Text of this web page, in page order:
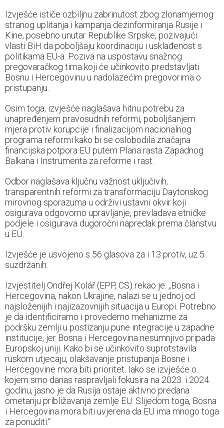
Izvješće ističe ozbiljnu zabrinutost zbog zlonamjernog
stranog uplitanja i kampanja dezinformiranja Rusije i
Kine, posebno unutar Republike Srpske, pozivajući
vlasti BiH da poboljšaju koordinaciju i usklađenost s
politikama EU-a. Poziva na uspostavu snažnog
pregovaračkog tima koji će učinkovito predstavljati
Bosnu i Hercegovinu u nadolazećim pregovorima o
pristupanju.
Osim toga, izvješće naglašava hitnu potrebu za
unapređenjem pravosudnih reformi, poboljšanjem
mjera protiv korupcije i finalizacijom nacionalnog
programa reformi kako bi se oslobodila značajna
financijska potpora EU putem Plana rasta Zapadnog
Balkana i Instrumenta za reforme i rast.
Odbor naglašava ključnu važnost uključivih,
transparentnih reformi za transformaciju Daytonskog
mirovnog sporazuma u održivi ustavni okvir koji
osigurava odgovorno upravljanje, prevladava etničke
podjele i osigurava dugoročni napredak prema članstvu
u EU.
Izvješće je usvojeno s 56 glasova za i 13 protiv, uz 5
suzdržanih.
Izvjestitelj Ondřej Kolář (EPP, CS) rekao je: „Bosna i
Hercegovina, nakon Ukrajine, nalazi se u jednoj od
najsloženijih i najizazovnijih situacija u Europi. Potrebno
je da identificiramo i provedemo mehanizme za
podršku zemlji u postizanju pune integracije u zapadne
institucije, jer Bosna i Hercegovina nesumnjivo pripada
Europskoj uniji. Kako bi se učinkovito suprotstavila
ruskom utjecaju, olakšavanje pristupanja Bosne i
Hercegovine mora biti prioritet. Iako se izvješće o
kojem smo danas raspravljali fokusira na 2023. i 2024.
godinu, jasno je da Rusija ostaje aktivno predana
ometanju približavanja zemlje EU. Slijedom toga, Bosna
i Hercegovina mora biti uvjerena da EU ima mnogo toga
za ponuditi.“